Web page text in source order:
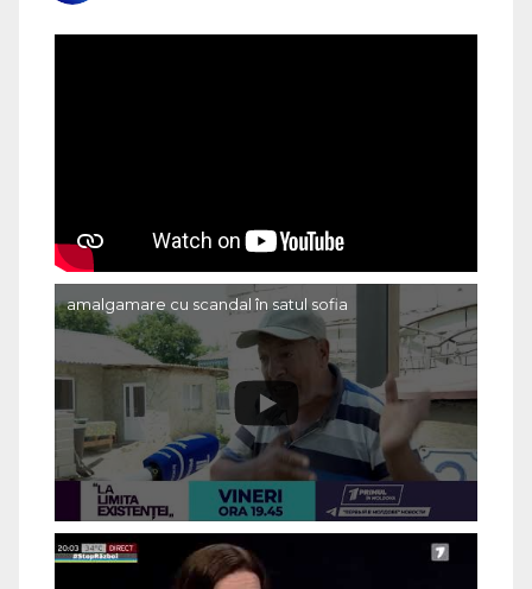
amalgamare cu scandal în satul sofia